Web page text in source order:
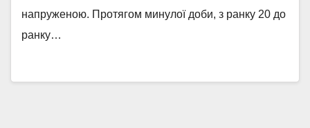
напруженою. Протягом минулої доби, з ранку 20 до
ранку…